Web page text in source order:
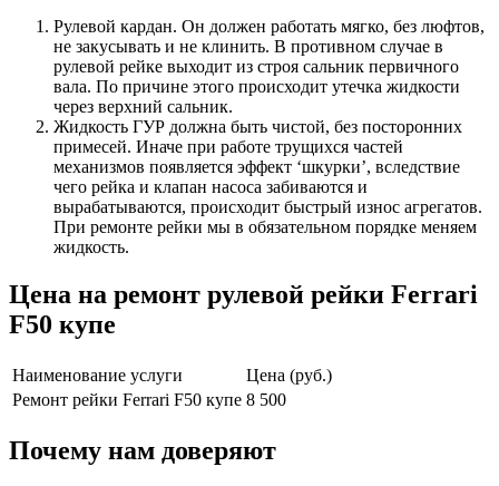
Рулевой кардан. Он должен работать мягко, без люфтов,
не закусывать и не клинить. В противном случае в
рулевой рейке выходит из строя сальник первичного
вала. По причине этого происходит утечка жидкости
через верхний сальник.
Жидкость ГУР должна быть чистой, без посторонних
примесей. Иначе при работе трущихся частей
механизмов появляется эффект ‘шкурки’, вследствие
чего рейка и клапан насоса забиваются и
вырабатываются, происходит быстрый износ агрегатов.
При ремонте рейки мы в обязательном порядке меняем
жидкость.
Цена на ремонт рулевой рейки Ferrari
F50 купе
Наименование услуги
Цена (руб.)
Ремонт рейки Ferrari F50 купе 8 500
Почему нам доверяют